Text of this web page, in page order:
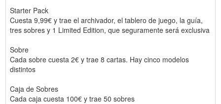
Starter Pack
Cuesta 9,99€ y trae el archivador, el tablero de juego, la guía,
tres sobres y 1 Limited Edition, que seguramente será exclusiva
Sobre
Cada sobre cuesta 2€ y trae 8 cartas. Hay cinco modelos
distintos
Caja de Sobres
Cada caja cuesta 100€ y trae 50 sobres